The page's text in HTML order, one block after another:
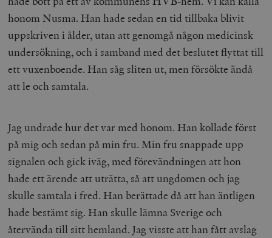
honom Nusma. Han hade sedan en tid tillbaka blivit
uppskriven i ålder, utan att genomgå någon medicinsk
undersökning, och i samband med det beslutet flyttat till
ett vuxenboende. Han såg sliten ut, men försökte ändå
att le och samtala.
Jag undrade hur det var med honom. Han kollade först
på mig och sedan på min fru. Min fru snappade upp
signalen och gick iväg, med förevändningen att hon
hade ett ärende att uträtta, så att ungdomen och jag
skulle samtala i fred. Han berättade då att han äntligen
hade bestämt sig. Han skulle lämna Sverige och
återvända till sitt hemland. Jag visste att han fått avslag